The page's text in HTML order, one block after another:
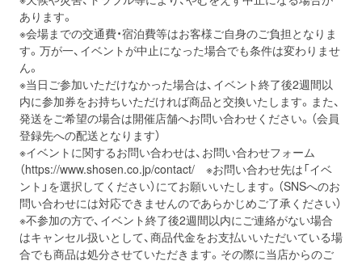
あります。
※会場までの交通費・宿泊費等はお客様ご自身のご負担となりま
す。万が一、イベントが中止になった場合でも条件は変わりませ
ん。
※当日ご参加いただけなかった場合は、イベント終了後2週間以
内に参加券をお持ちいただければ商品と交換いたします。また、
発送をご希望の場合は開催店舗へお問い合わせください。（会員
登録先への配送となります）
※イベントに関するお問い合わせは、お問い合わせフォーム
（https://www.shosen.co.jp/contact/ ※お問い合わせ先は「イベ
ント」を選択してください）にてお願いいたします。（SNSへのお
問い合わせには対応できませんのであらかじめご了承ください）
※不参加の方で、イベント終了後2週間以内にご連絡がない場合
はキャンセル扱いとして、商品代金をお支払いいただいている場
合でも商品は処分させていただきます。その際に当店からのご